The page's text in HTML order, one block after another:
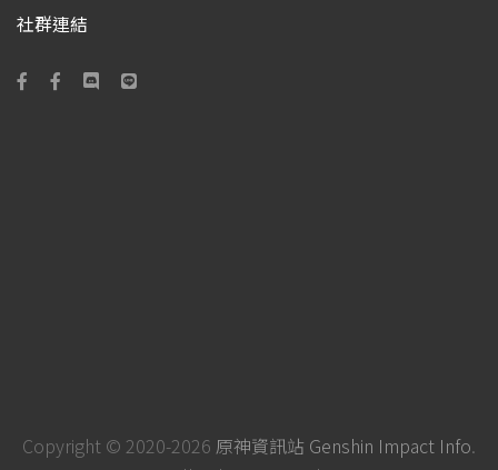
社群連結
Copyright © 2020-2026 原神資訊站 Genshin Impact Info.